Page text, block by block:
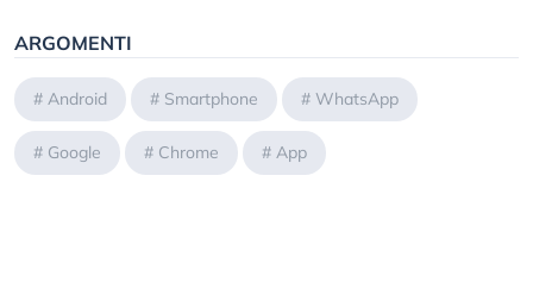
ARGOMENTI
# Android # Smartphone # WhatsApp
# Google # Chrome # App